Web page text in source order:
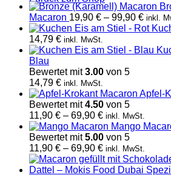
11,90 €
bis
69,90 €
Macaron 19,90 € – 99,90 €
19,90
99,90
inkl.
14,79 € inkl. MwSt.
Blau
Bewertet mit3.00 von 5
14,79 € inkl. MwSt.
Apfel-
Bewertet mit4.50 von 5
11,90 € – 69,90 €Preisspanne:
11,90 €
bis
69,90 €
inkl. MwSt.
Mango
Bewertet mit5.00 von 5
11,90 € – 69,90 €Preisspanne:
11,90 €
bis
inkl. MwSt.